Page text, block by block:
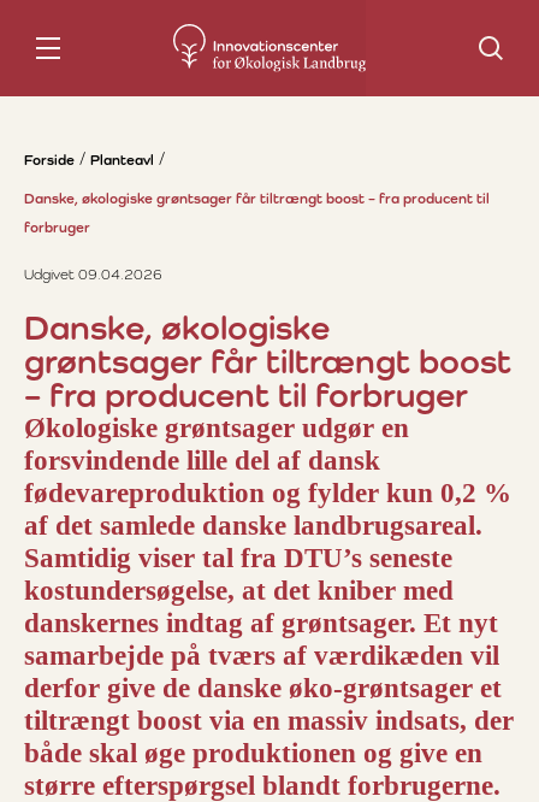
Søg
Forside Planteavl
Danske, økologiske grøntsager får tiltrængt boost – fra producent til
forbruger
Udgivet 09.04.2026
Danske, økologiske
grøntsager får tiltrængt boost
– fra producent til forbruger
Økologiske grøntsager udgør en
forsvindende lille del af dansk
fødevareproduktion og fylder kun 0,2 %
af det samlede danske landbrugsareal.
Samtidig viser tal fra DTU’s seneste
kostundersøgelse, at det kniber med
danskernes indtag af grøntsager. Et nyt
samarbejde på tværs af værdikæden vil
derfor give de danske øko-grøntsager et
tiltrængt boost via en massiv indsats, der
både skal øge produktionen og give en
større efterspørgsel blandt forbrugerne.